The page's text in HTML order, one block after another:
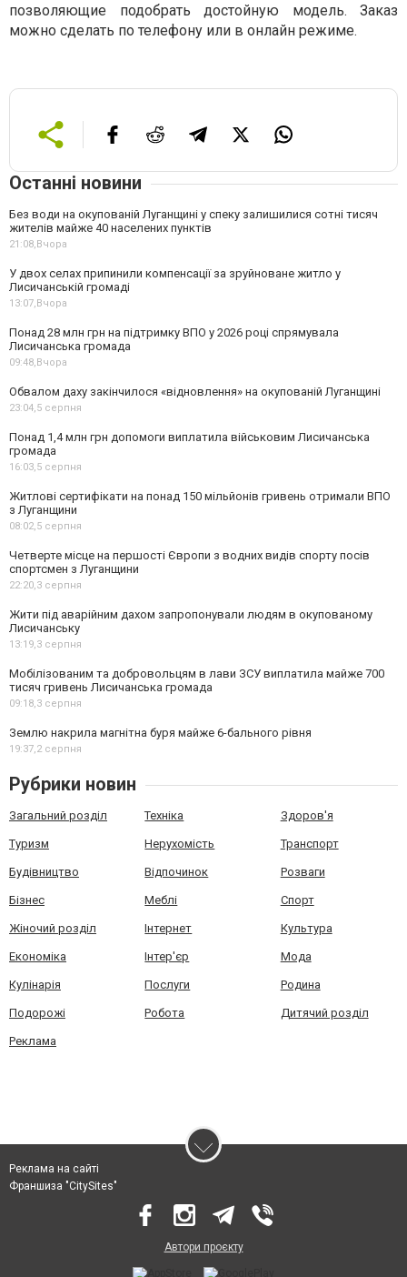
позволяющие подобрать достойную модель. Заказ
можно сделать по телефону или в онлайн режиме.
Останні новини
Без води на окупованій Луганщині у спеку залишилися сотні тисяч
жителів майже 40 населених пунктів
21:08,Вчора
У двох селах припинили компенсації за зруйноване житло у
Лисичанській громаді
13:07,Вчора
Понад 28 млн грн на підтримку ВПО у 2026 році спрямувала
Лисичанська громада
09:48,Вчора
Обвалом даху закінчилося «відновлення» на окупованій Луганщині
23:04,5 серпня
Понад 1,4 млн грн допомоги виплатила військовим Лисичанська
громада
16:03,5 серпня
Житлові сертифікати на понад 150 мільйонів гривень отримали ВПО
з Луганщини
08:02,5 серпня
Четверте місце на першості Європи з водних видів спорту посів
спортсмен з Луганщини
22:20,3 серпня
Жити під аварійним дахом запропонували людям в окупованому
Лисичанську
13:19,3 серпня
Мобілізованим та добровольцям в лави ЗСУ виплатила майже 700
тисяч гривень Лисичанська громада
09:18,3 серпня
Землю накрила магнітна буря майже 6-бального рівня
19:37,2 серпня
Рубрики новин
Загальний розділ Техніка Здоров'я
Туризм Нерухомість Транспорт
Будівництво Відпочинок Розваги
Бізнес Меблі Спорт
Жіночий розділ Інтернет Культура
Економіка Інтер'єр Мода
Кулінарія Послуги Родина
Подорожі Робота Дитячий розділ
Реклама
Реклама на сайті
Франшиза "CitySites"
Автори проєкту